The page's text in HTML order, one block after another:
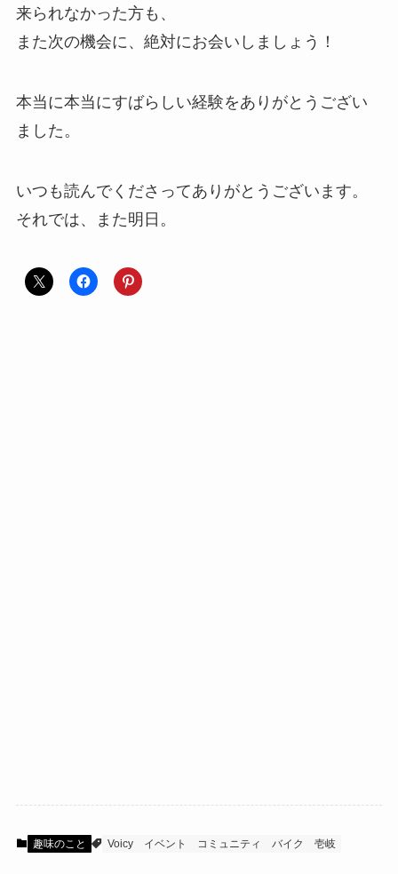
来られなかった方も、
また次の機会に、絶対にお会いしましょう！
本当に本当にすばらしい経験をありがとうござい
ました。
いつも読んでくださってありがとうございます。
それでは、また明日。
趣味のこと Voicy イベント コミュニティ バイク 壱岐